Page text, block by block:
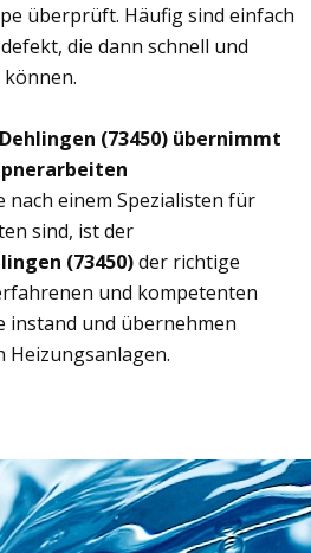
überprüft. Häufig sind einfach
die dann schnell und
(73450) übernimmt
nach einem Spezialisten für
sind, ist der
(73450)der richtige
und kompetenten
instand und übernehmen
Heizungsanlagen.